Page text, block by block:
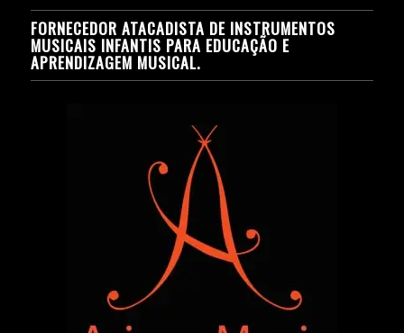
FORNECEDOR ATACADISTA DE INSTRUMENTOS
MUSICAIS INFANTIS PARA EDUCAÇÃO E
APRENDIZAGEM MUSICAL.